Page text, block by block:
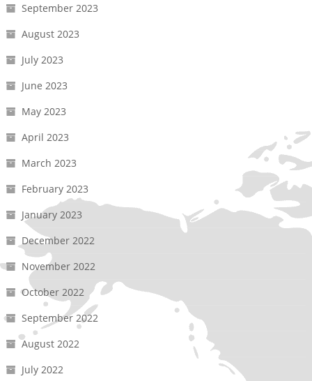
September 2023
August 2023
July 2023
June 2023
May 2023
April 2023
March 2023
February 2023
January 2023
December 2022
November 2022
October 2022
September 2022
August 2022
July 2022